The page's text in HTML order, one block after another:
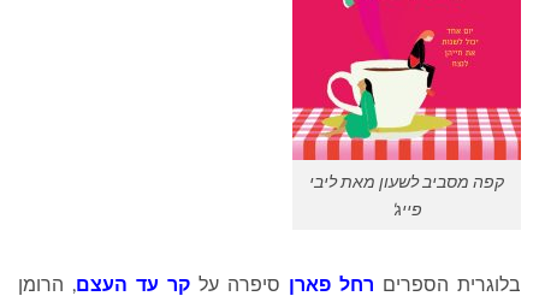
קפה מסביב לשעון מאת ליבי
פייג'
בלוגרית הספרים רחל פארן סיפרה על קר עד העצם , הרומן